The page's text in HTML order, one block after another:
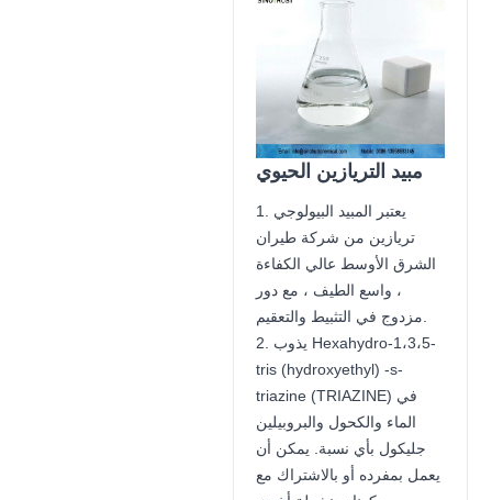
مبيد التريازين الحيوي
1. يعتبر المبيد البيولوجي
تريازين من شركة طيران
الشرق الأوسط عالي الكفاءة
، واسع الطيف ، مع دور
2. يذوب Hexahydro-1،3،5-
tris (hydroxyethyl) -s-
triazine (TRIAZINE) في
الماء والكحول والبروبيلين
جليكول بأي نسبة. يمكن أن
يعمل بمفرده أو بالاشتراك مع